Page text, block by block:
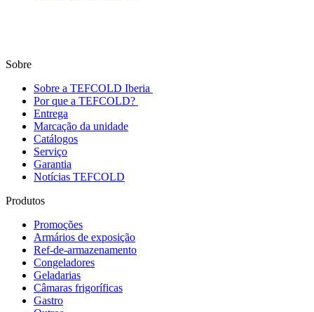
Sobre
Sobre a TEFCOLD Iberia
Por que a TEFCOLD?
Entrega
Marcação da unidade
Catálogos
Serviço
Garantia
Notícias TEFCOLD
Produtos
Promoções
Armários de exposição
Ref-de-armazenamento
Congeladores
Geladarias
Câmaras frigoríficas
Gastro